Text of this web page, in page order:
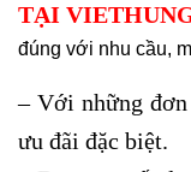
TẠI
đúng với nhu cầu,
– Với những
ưu đãi đặc biệt.